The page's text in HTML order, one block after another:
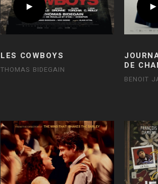
LES COWBOYS
THOMAS BIDEGAIN
DE
BENOIT